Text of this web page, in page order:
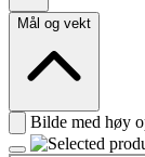
Mål og vekt
Bilde med høy